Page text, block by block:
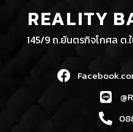
REALITY
145/9 ถ.ยันตรกิจโกศล ต.